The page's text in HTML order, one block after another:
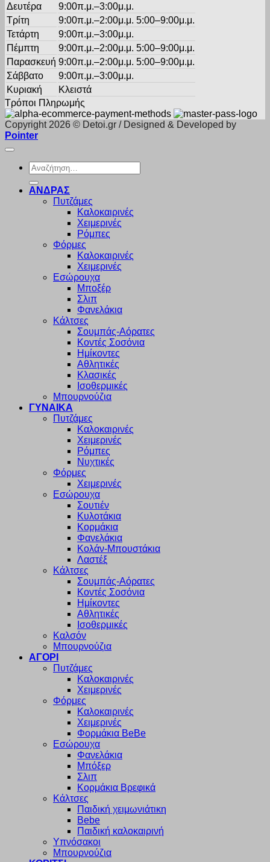
Δευτέρα
9:00π.μ.–3:00μ.μ.
Τρίτη
9:00π.μ.–2:00μ.μ. 5:00–9:00μ.μ.
Τετάρτη
9:00π.μ.–3:00μ.μ.
Πέμπτη
9:00π.μ.–2:00μ.μ. 5:00–9:00μ.μ.
Παρασκευή 9:00π.μ.–2:00μ.μ. 5:00–9:00μ.μ.
Σάββατο
9:00π.μ.–3:00μ.μ.
Κυριακή
Κλειστά
Τρόποι Πληρωμής
Copyright 2026 © Detoi.gr / Designed & Developed by
Pointer
Αναζήτηση
για:
ΑΝΔΡΑΣ
Πυτζάμες
Καλοκαιρινές
Χειμερινές
Ρόμπες
Φόρμες
Καλοκαιρινές
Χειμερινές
Εσώρουχα
Μποξέρ
Σλιπ
Φανελάκια
Κάλτσες
Σουμπάς-Αόρατες
Κοντές Σοσόνια
Ημίκοντες
Αθλητικές
Κλασικές
Ισοθερμικές
Μπουρνούζια
ΓΥΝΑΙΚΑ
Πυτζάμες
Καλοκαιρινές
Χειμερινές
Ρόμπες
Νυχτικές
Φόρμες
Χειμερινές
Εσώρουχα
Σουτιέν
Κυλοτάκια
Κορμάκια
Φανελάκια
Κολάν-Μπουστάκια
Λαστέξ
Κάλτσες
Σουμπάς-Αόρατες
Κοντές Σοσόνια
Ημίκοντες
Αθλητικές
Ισοθερμικές
Καλσόν
Μπουρνούζια
ΑΓΟΡΙ
Πυτζάμες
Καλοκαιρινές
Χειμερινές
Φόρμες
Καλοκαιρινές
Χειμερινές
Φορμάκια BeBe
Εσώρουχα
Φανελάκια
Μπόξερ
Σλιπ
Κορμάκια Βρεφικά
Κάλτσες
Παιδική χειμωνιάτικη
Bebe
Παιδική καλοκαιρινή
Υπνόσακοι
Μπουρνούζια